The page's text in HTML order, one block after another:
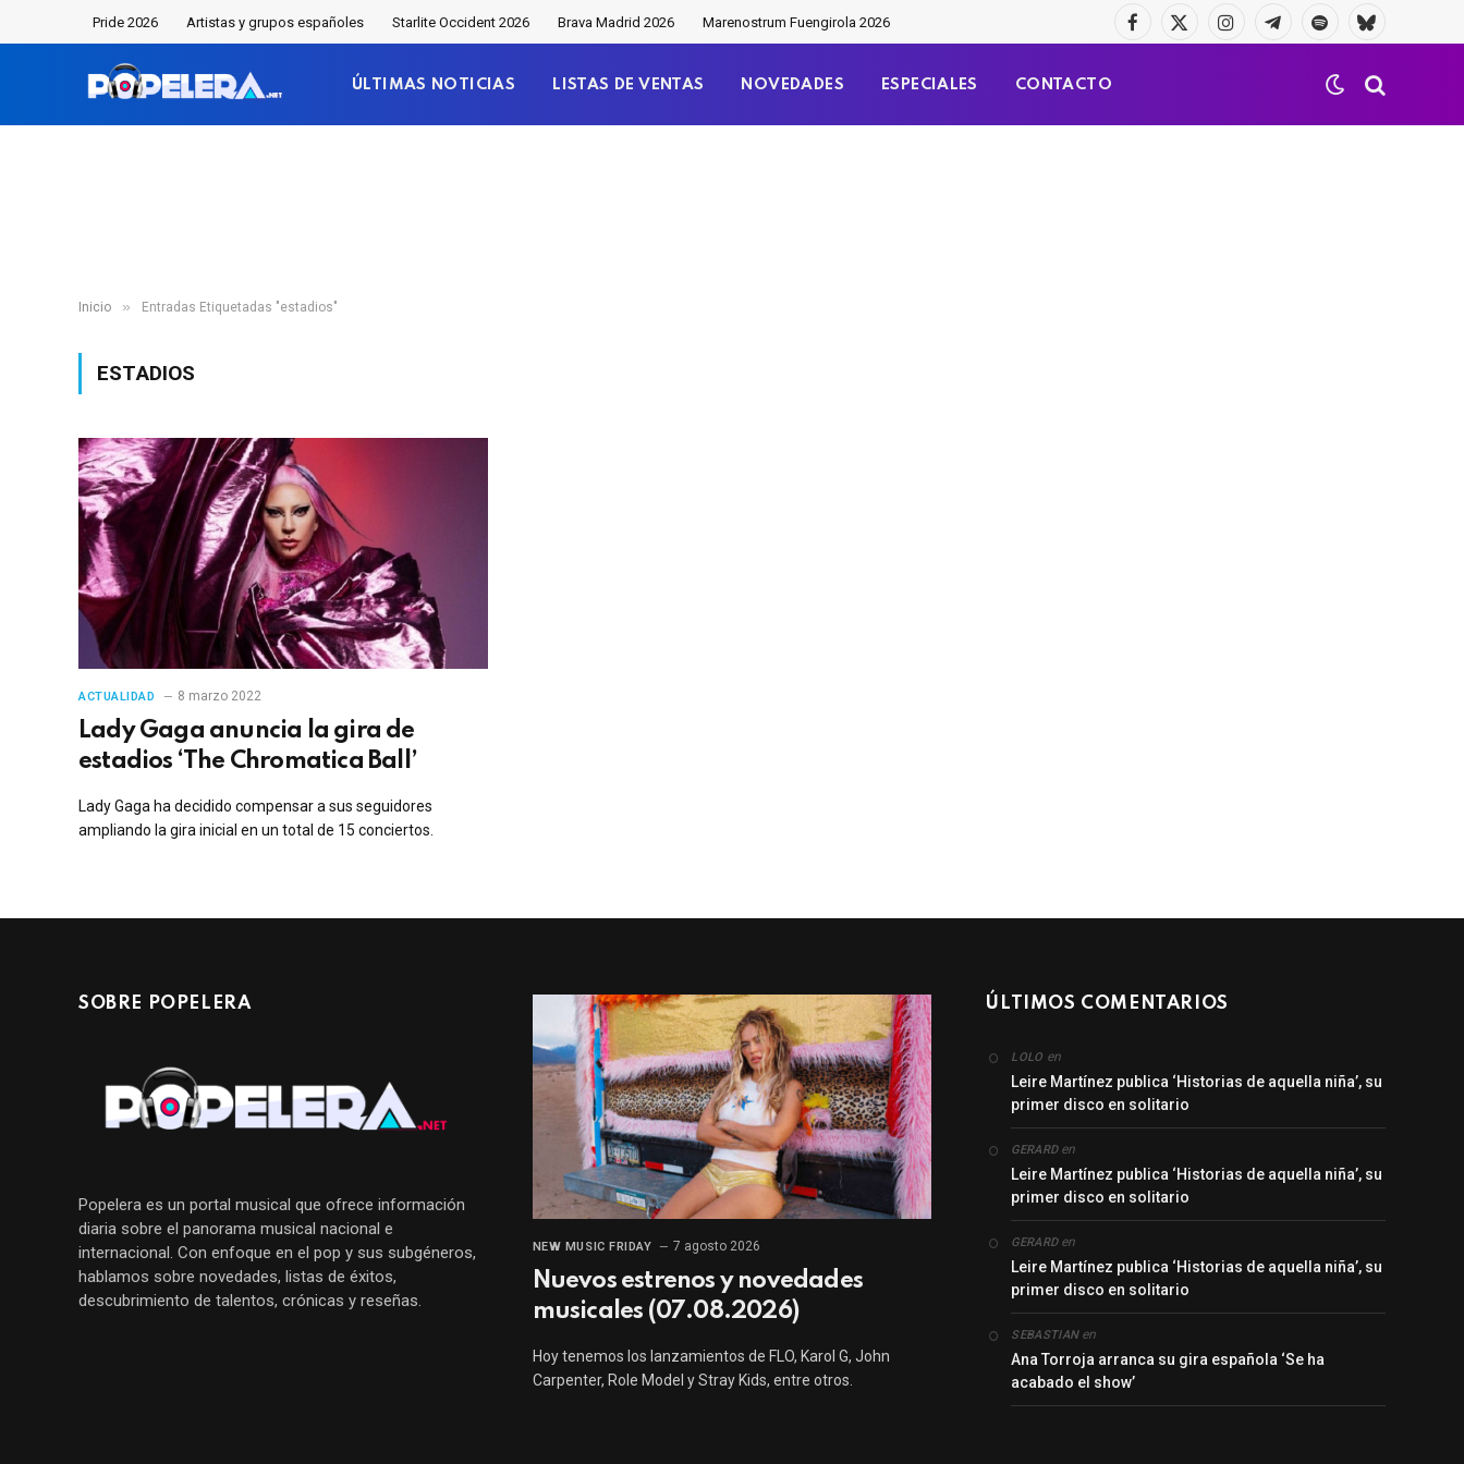
Pride 2026 Artistas y grupos españoles Starlite Occident 2026 Brava Madrid 2026 Marenostrum Fuengirola 2026
Facebook
X
InstagramTelegramaSpotifyBluesky
ÚLTIMAS NOTICIAS LISTAS DE VENTAS NOVEDADES ESPECIALES CONTACTO
Inicio » Entradas Etiquetadas "estadios"
ESTADIOS
ACTUALIDAD 8 marzo 2022
Lady Gaga anuncia la gira de
estadios ‘The Chromatica Ball’
Lady Gaga ha decidido compensar a sus seguidores
ampliando la gira inicial en un total de 15 conciertos.
SOBRE POPELERA
Popelera es un portal musical que ofrece información
diaria sobre el panorama musical nacional e
internacional. Con enfoque en el pop y sus subgéneros,
hablamos sobre novedades, listas de éxitos,
descubrimiento de talentos, crónicas y reseñas.
NEW MUSIC FRIDAY 7 agosto 2026
Nuevos estrenos y novedades
musicales (07.08.2026)
Hoy tenemos los lanzamientos de FLO, Karol G, John
Carpenter, Role Model y Stray Kids, entre otros.
ÚLTIMOS COMENTARIOS
LOLO en
Leire Martínez publica ‘Historias de aquella niña’, su
primer disco en solitario
GERARDen
Leire Martínez publica ‘Historias de aquella niña’, su
primer disco en solitario
GERARDen
Leire Martínez publica ‘Historias de aquella niña’, su
primer disco en solitario
SEBASTIANen
Ana Torroja arranca su gira española ‘Se ha
acabado el show’